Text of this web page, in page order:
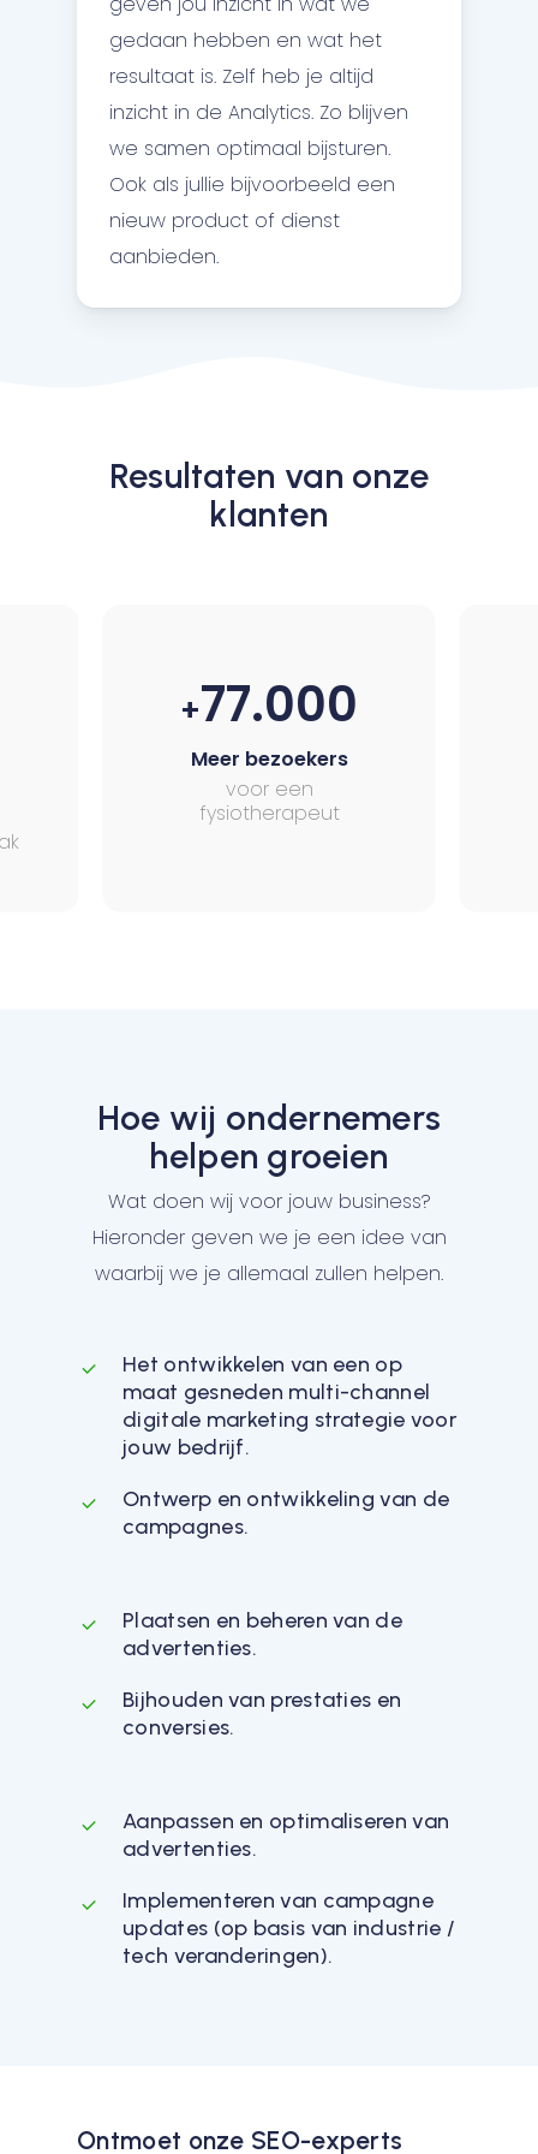
gedaan hebben en wat het
resultaat is. Zelf heb je altijd
inzicht in de Analytics. Zo blijven
we samen optimaal bijsturen.
Ook als jullie bijvoorbeeld een
nieuw product of dienst
aanbieden.
Resultaten van onze
klanten
+77.000
Meer bezoekers
voor een
fysiotherapeut
Hoe wij ondernemers
helpen groeien
Wat doen wij voor jouw business?
Hieronder geven we je een idee van
waarbij we je allemaal zullen helpen.
Het ontwikkelen van een op
maat gesneden multi-channel
digitale marketing strategie voor
jouw bedrijf.
Ontwerp en ontwikkeling van de
campagnes.
Plaatsen en beheren van de
advertenties.
Bijhouden van prestaties en
conversies.
Aanpassen en optimaliseren van
advertenties.
Implementeren van campagne
updates (op basis van industrie /
tech veranderingen).
Ontmoet onze SEO-experts